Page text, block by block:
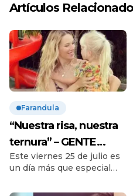
Artículos
Farandula
“Nuestra risa, nuestra
ternura” – GENTE
Online
Este viernes 25 de julio es
un día más que especial
Michael Bublé. Su hija Vida